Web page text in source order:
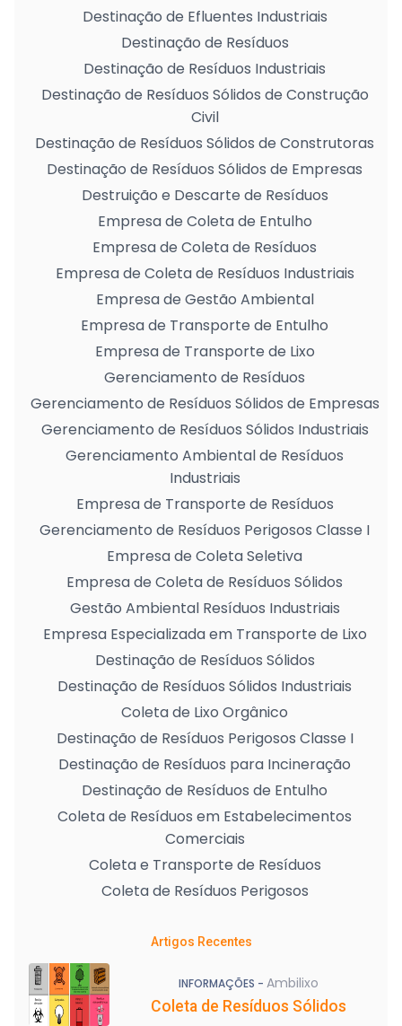
Destinação de Efluentes Industriais
Destinação de Resíduos
Destinação de Resíduos Industriais
Destinação de Resíduos Sólidos de Construção
Civil
Destinação de Resíduos Sólidos de Construtoras
Destinação de Resíduos Sólidos de Empresas
Destruição e Descarte de Resíduos
Empresa de Coleta de Entulho
Empresa de Coleta de Resíduos
Empresa de Coleta de Resíduos Industriais
Empresa de Gestão Ambiental
Empresa de Transporte de Entulho
Empresa de Transporte de Lixo
Gerenciamento de Resíduos
Gerenciamento de Resíduos Sólidos de Empresas
Gerenciamento de Resíduos Sólidos Industriais
Gerenciamento Ambiental de Resíduos
Industriais
Empresa de Transporte de Resíduos
Gerenciamento de Resíduos Perigosos Classe I
Empresa de Coleta Seletiva
Empresa de Coleta de Resíduos Sólidos
Gestão Ambiental Resíduos Industriais
Empresa Especializada em Transporte de Lixo
Destinação de Resíduos Sólidos
Destinação de Resíduos Sólidos Industriais
Coleta de Lixo Orgânico
Destinação de Resíduos Perigosos Classe I
Destinação de Resíduos para Incineração
Destinação de Resíduos de Entulho
Coleta de Resíduos em Estabelecimentos
Comerciais
Coleta e Transporte de Resíduos
Coleta de Resíduos Perigosos
Artigos Recentes
INFORMAÇÕES - Ambilixo
Coleta de Resíduos Sólidos